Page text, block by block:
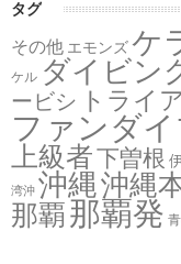
タグ
その他 エモンズ ケ
ケル ダイビン
ービシ トライ
ファンダ
上級者下曽根
湾沖 沖縄沖縄
那覇 那覇発